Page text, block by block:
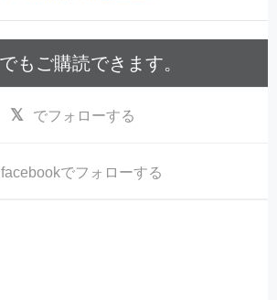
もご購読できます。
でフォローする
facebookでフォローする